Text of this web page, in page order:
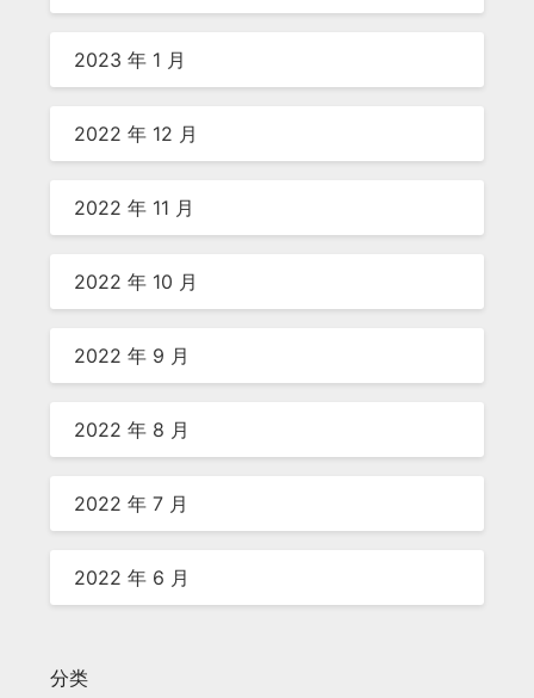
2023 年 1 月
2022 年 12 月
2022 年 11 月
2022 年 10 月
2022 年 9 月
2022 年 8 月
2022 年 7 月
2022 年 6 月
分类